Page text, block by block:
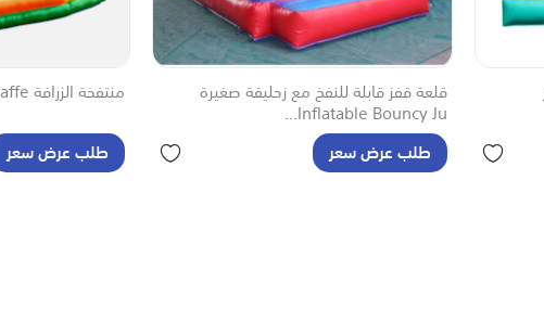
قلعة قفز قابلة للنفخ مع زحليقة صغيرة
Inflatable Bouncy Ju...
طلب عرض سعر
منتفخة الزرافة Inflatable giraffe
طلب عرض سعر